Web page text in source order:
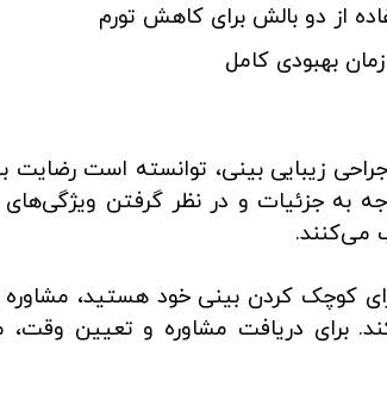
از دو بالش برای کاهش تورم
بهبودی کامل
زیبایی بینی، توانسته است رضایت
به جزئیات و در نظر گرفتن ویژگی‌های
می‌کنند.
کوچک کردن بینی خود هستید، مشاوره
برای دریافت مشاوره و تعیین وقت،